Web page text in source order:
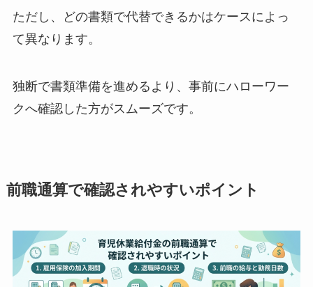
ただし、どの書類で代替できるかはケースによっ
て異なります。
独断で書類準備を進めるより、事前にハローワー
クへ確認した方がスムーズです。
前職通算で確認されやすいポイント